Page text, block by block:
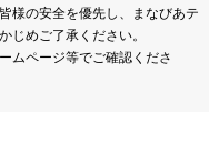
様の安全を優先し、まなびあテ
じめご了承ください。
ムページ等でご確認くださ